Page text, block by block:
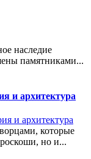
наследие
памятниками...
и архитектура
которые
но и...